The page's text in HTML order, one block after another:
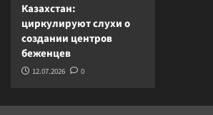
Казахстан:
циркулируют слухи о
создании центров
беженцев
12.07.2026 0